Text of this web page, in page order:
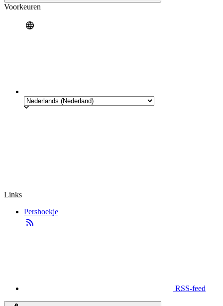
Voorkeuren
Links
Pershoekje
RSS-feed